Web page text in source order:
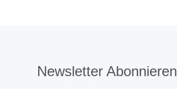
Newsletter Abonnieren